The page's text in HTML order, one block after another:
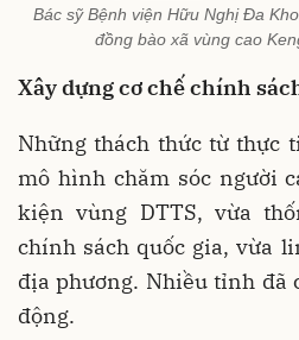
Bác sỹ Bệnh viện Hữu Nghị Đa
đồng bào xã vùng cao
Xây dựng cơ chế chính
Những thách thức từ thực
mô hình chăm sóc người
kiện vùng DTTS, vừa
chính sách quốc gia, vừa
địa phương. Nhiều tỉnh đã
động.